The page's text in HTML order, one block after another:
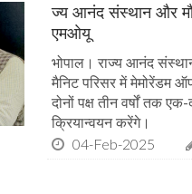
ज्य आनंद संस्थान और
एमओयू
भोपाल। राज्य आनंद
मैनिट परिसर में मेमोरेंडम
दोनों पक्ष तीन वर्षों तक
क्रियान्वयन करेंगे।
04-Feb-2025